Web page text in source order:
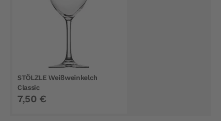
STÖLZLE Weißweinkelch
Classic
7,50 €